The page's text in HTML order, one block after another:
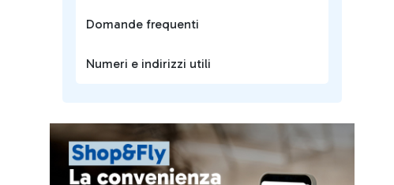
Domande frequenti
Numeri e indirizzi utili